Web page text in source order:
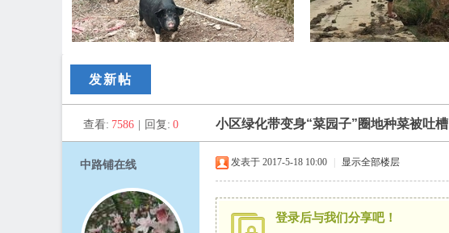
发新帖
查看: 7586 回复: 0 小区绿化带变身“菜园子”圈地种菜被吐槽
中路铺在线 发表于 2017-5-18 10:00 显示全部楼层
登录后与我们分享吧！